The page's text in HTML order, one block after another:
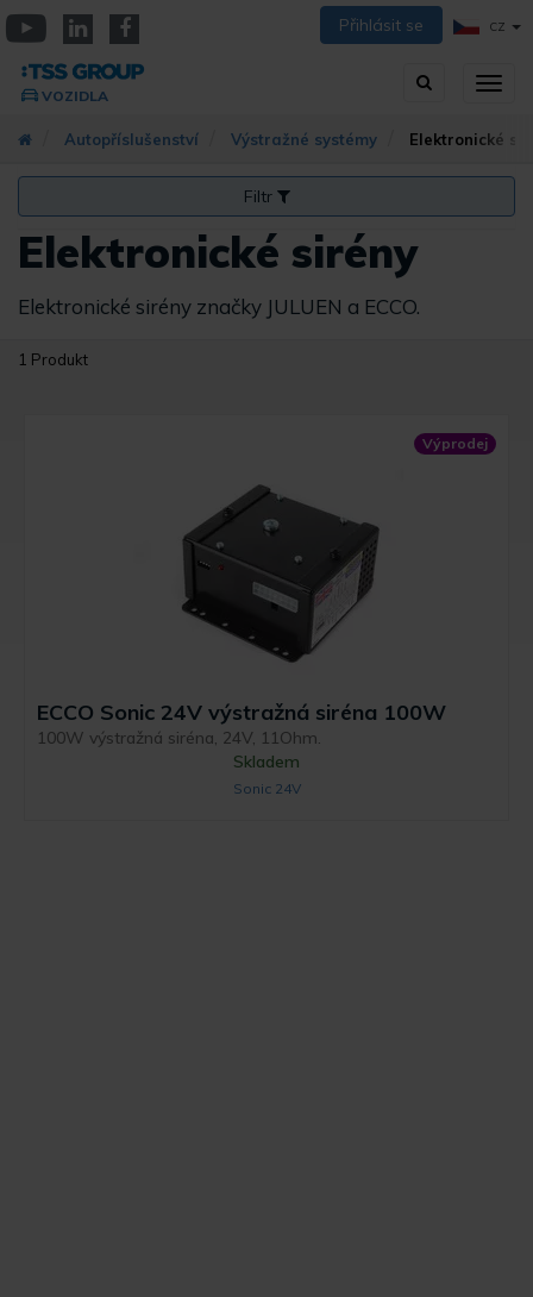
Přejít
k
hlavnímu
obsahu
Přihlásit se CZ
Vyhledávání
VOZIDLA
Autopříslušenství Výstražné systémy Elektronické
Filtr
Elektronické sirény
Elektronické sirény značky JULUEN a ECCO.
1 Produkt
Výprodej
ECCO Sonic 24V výstražná siréna 100W
100W výstražná siréna, 24V, 11Ohm.
Skladem
Sonic 24V